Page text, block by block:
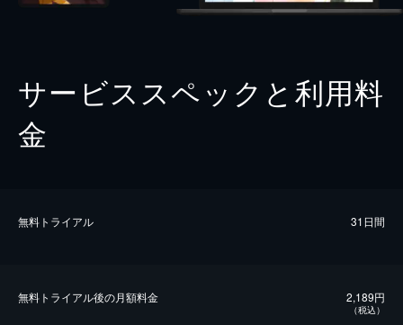
サービススペックと利用料
金
無料トライアル 31日間
無料トライアル後の⽉額料金 2,189円
（税込）